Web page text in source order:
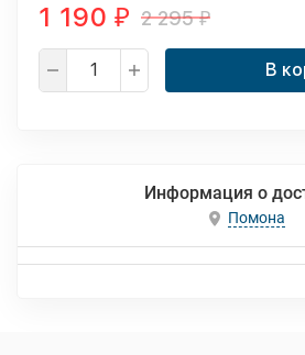
1 190 ₽ 2 295₽
В
Информация о
Помона